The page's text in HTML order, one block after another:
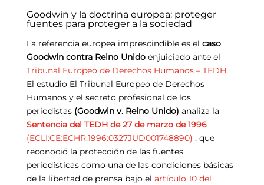
Goodwin y la doctrina europea: proteger
fuentes para proteger a la sociedad
La referencia europea imprescindible es el caso
Goodwin contra Reino Unidoenjuiciado ante el
Tribunal Europeo de Derechos Humanos – TEDH.
El estudio El Tribunal Europeo de Derechos
Humanos y el secreto profesional de los
periodistas (Goodwin v. Reino Unido) analiza la
Sentencia del TEDH de 27 de marzo de 1996
(ECLI:CE:ECHR:1996:0327JUD001748890) , que
reconoció la protección de las fuentes
periodísticas como una de las condiciones básicas
de la libertad de prensa bajo el artículo 10 del